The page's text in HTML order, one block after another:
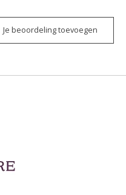
Je beoordeling toevoegen